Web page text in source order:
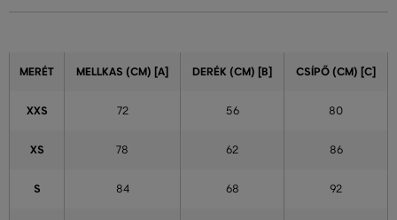
MERÉT MELLKAS (CM) [A] DERÉK (CM) [B] CSÍPŐ (CM) [C]
XXS 72 56 80
XS 78 62 86
S 84 68 92